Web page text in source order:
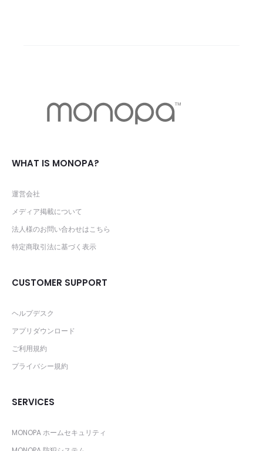
WHAT IS MONOPA?
運営会社
メディア掲載について
法人様のお問い合わせはこちら
特定商取引法に基づく表示
CUSTOMER SUPPORT
ヘルプデスク
アプリダウンロード
ご利用規約
プライバシー規約
SERVICES
MONOPA ホームセキュリティ